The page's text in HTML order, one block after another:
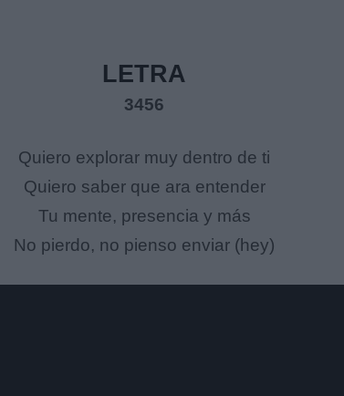
LETRA
3456
Quiero explorar muy dentro de ti
Quiero saber que ara entender
Tu mente, presencia y más
No pierdo, no pienso enviar (hey)